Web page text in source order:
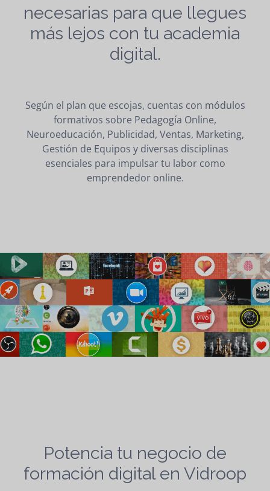
necesarias para que llegues
más lejos con tu academia
digital.
Según el plan que escojas, cuentas con módulos
formativos sobre Pedagogía Online,
Neuroeducación, Publicidad, Ventas, Marketing,
Gestión de Equipos y diversas disciplinas
esenciales para impulsar tu labor como
emprendedor online.
Potencia tu negocio de
formación digital en Vidroop